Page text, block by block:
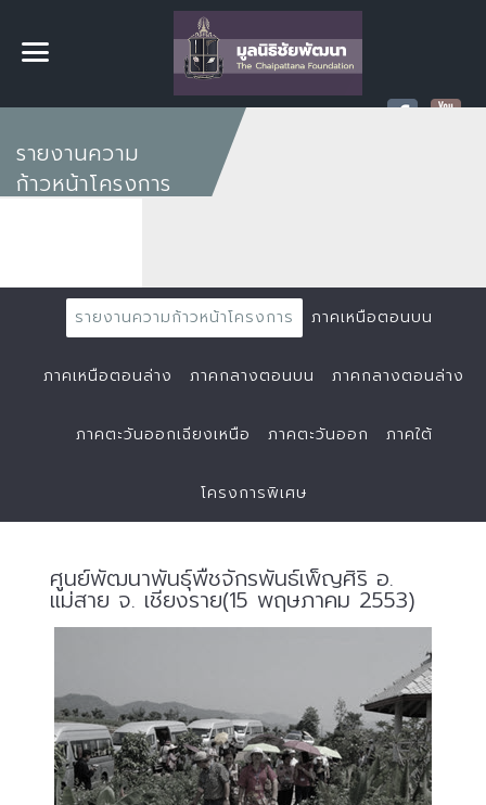
รายงานความ
ก้าวหน้าโครงการ
รายงานความก้าวหน้าโครงการ ภาคเหนือตอนบน
ภาคเหนือตอนล่าง ภาคกลางตอนบน ภาคกลางตอนล่าง
ภาคตะวันออกเฉียงเหนือ ภาคตะวันออก ภาคใต้
โครงการพิเศษ
ศูนย์พัฒนาพันธุ์พืชจักรพันธ์เพ็ญศิริ อ.
แม่สาย จ. เชียงราย(15 พฤษภาคม 2553)